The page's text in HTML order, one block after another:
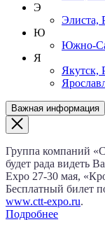
Э
Элиста,
Ю
Южно-
Я
Якутск,
Важная информация
Группа компаний
будет рада видеть
Expo 27‑30 мая,
Бесплатный билет
www.сtt-expo.ru.
Подробнее